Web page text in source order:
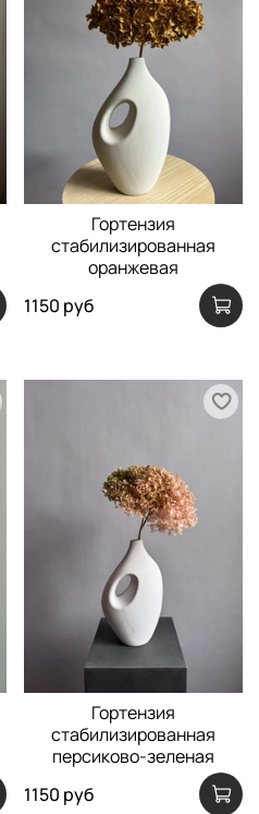
Гортензия
стабилизированная
оранжевая
1150 руб
Гортензия
стабилизированная
персиково-зеленая
1150 руб